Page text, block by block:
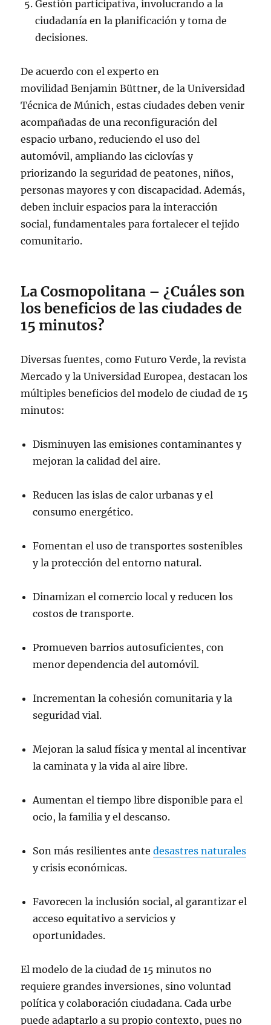
Gestión participativa, involucrando a la
ciudadanía en la planificación y toma de
decisiones.
De acuerdo con el experto en
movilidad Benjamin Büttner, de la Universidad
Técnica de Múnich, estas ciudades deben venir
acompañadas de una reconfiguración del
espacio urbano, reduciendo el uso del
automóvil, ampliando las ciclovías y
priorizando la seguridad de peatones, niños,
personas mayores y con discapacidad. Además,
deben incluir espacios para la interacción
social, fundamentales para fortalecer el tejido
comunitario.
La Cosmopolitana – ¿Cuáles son
los beneficios de las ciudades de
15 minutos?
Diversas fuentes, como Futuro Verde, la revista
Mercado y la Universidad Europea, destacan los
múltiples beneficios del modelo de ciudad de 15
minutos:
Disminuyen las emisiones contaminantes y
mejoran la calidad del aire.
Reducen las islas de calor urbanas y el
consumo energético.
Fomentan el uso de transportes sostenibles
y la protección del entorno natural.
Dinamizan el comercio local y reducen los
costos de transporte.
Promueven barrios autosuficientes, con
menor dependencia del automóvil.
Incrementan la cohesión comunitaria y la
seguridad vial.
Mejoran la salud física y mental al incentivar
la caminata y la vida al aire libre.
Aumentan el tiempo libre disponible para el
ocio, la familia y el descanso.
Son más resilientes antedesastres naturales
y crisis económicas.
Favorecen la inclusión social, al garantizar el
acceso equitativo a servicios y
oportunidades.
El modelo de la ciudad de 15 minutos no
requiere grandes inversiones, sino voluntad
política y colaboración ciudadana. Cada urbe
puede adaptarlo a su propio contexto, pues no